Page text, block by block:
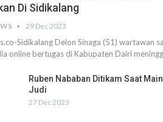
Di Sidikalang
29 Dec 2023
Sidikalang Delon Sinaga (51) wartawan
online bertugas di Kabupaten Dairi
Ruben Nababan Ditikam Saat Main
Judi
27 Dec 2023